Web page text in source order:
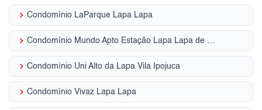
keyboard_arrow_right Condomínio LaParque Lapa Lapa
keyboard_arrow_right Condomínio Mundo Apto Estação Lapa Lapa de Baixo
keyboard_arrow_right Condomínio Uni Alto da Lapa Vila Ipojuca
keyboard_arrow_right Condomínio Vivaz Lapa Lapa